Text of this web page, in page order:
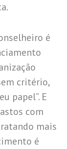
é
critério,
papel”. E
com
mais
é